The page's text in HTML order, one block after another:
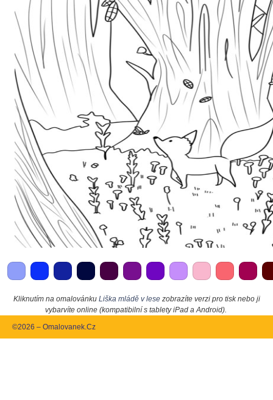
Kliknutím na omalovánku Liška mládě v lesezobrazíte verzi pro tisk nebo ji
vybarvíte online (kompatibilní s tablety iPad a Android).
©2026 – Omalovanek.Cz